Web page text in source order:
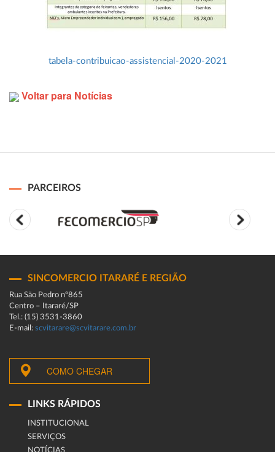
tabela-contribuicao-assistencial-2020-2021
Voltar para Notícias
PARCEIROS
SINCOMERCIO ITARARÉ E REGIÃO
Rua São Pedro n°865
Centro – Itararé/SP
Tel.: (15) 3531-3860
E-mail: scvitarare@scvitarare.com.br
COMO CHEGAR
LINKS RÁPIDOS
INSTITUCIONAL
SERVIÇOS